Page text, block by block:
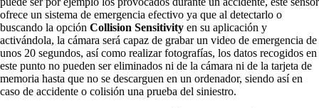
ofrece un sistema de emergencia efectivo ya que al detectarlo o
buscando la opción Collision Sensitivity en su aplicación y
activándola, la cámara será capaz de grabar un video de emergencia de
unos 20 segundos, así como realizar fotografías, los datos recogidos en
este punto no pueden ser eliminados ni de la cámara ni de la tarjeta de
memoria hasta que no se descarguen en un ordenador, siendo así en
caso de accidente o colisión una prueba del siniestro.